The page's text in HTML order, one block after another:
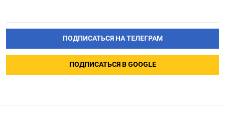
ПОДПИСАТЬСЯ НА ТЕЛЕГРАМ
ПОДПИСАТЬСЯ В GOOGLE